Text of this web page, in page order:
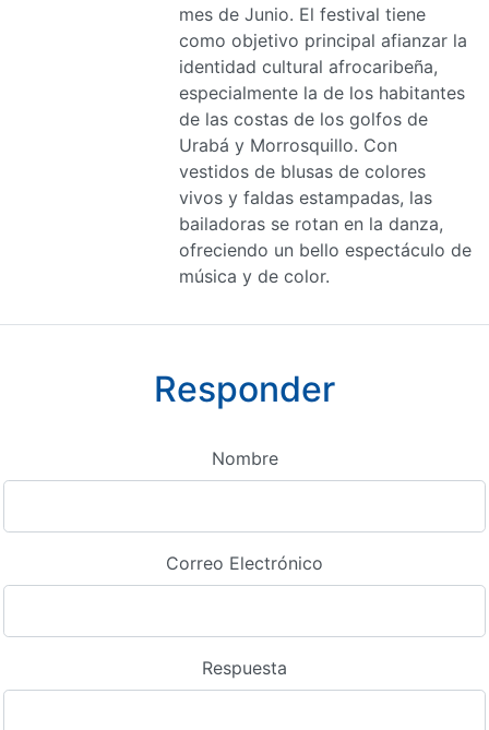
mes de Junio. El festival tiene
como objetivo principal afianzar la
identidad cultural afrocaribeña,
especialmente la de los habitantes
de las costas de los golfos de
Urabá y Morrosquillo. Con
vestidos de blusas de colores
vivos y faldas estampadas, las
bailadoras se rotan en la danza,
ofreciendo un bello espectáculo de
música y de color.
Responder
Nombre
Correo Electrónico
Respuesta